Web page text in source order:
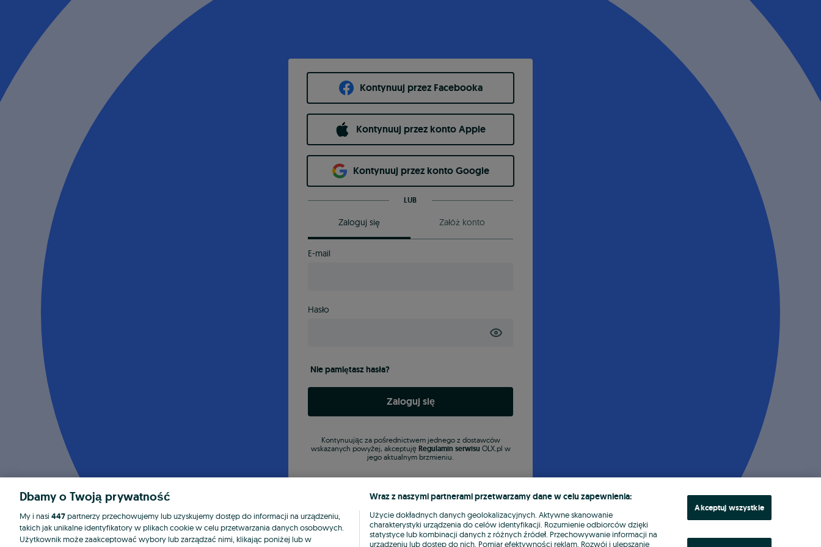
Kontynuuj przez Facebooka
Kontynuuj przez konto Apple
Kontynuuj przez konto Google
LUB
Zaloguj się Załóż konto
E-mail
Hasło
Nie pamiętasz hasła?
Zaloguj się
Kontynuując za pośrednictwem jednego z dostawców
wskazanych powyżej, akceptuję Regulamin serwisu OLX.pl w
jego aktualnym brzmieniu.
Dbamy o Twoją prywatność
My i nasi 447partnerzy przechowujemy lub uzyskujemy dostęp do informacji na urządzeniu,
takich jak unikalne identyfikatory w plikach cookie w celu przetwarzania danych osobowych.
Użytkownik może zaakceptować wybory lub zarządzać nimi, klikając poniżej lub w
Wraz z naszymi partnerami przetwarzamy dane w celu zapewnienia:
Użycie dokładnych danych geolokalizacyjnych. Aktywne skanowanie
charakterystyki urządzenia do celów identyfikacji. Rozumienie odbiorców dzięki
statystyce lub kombinacji danych z różnych źródeł. Przechowywanie informacji na
urządzeniu lub dostęp do nich. Pomiar efektywności reklam. Rozwój i ulepszanie
Akceptuj wszystkie